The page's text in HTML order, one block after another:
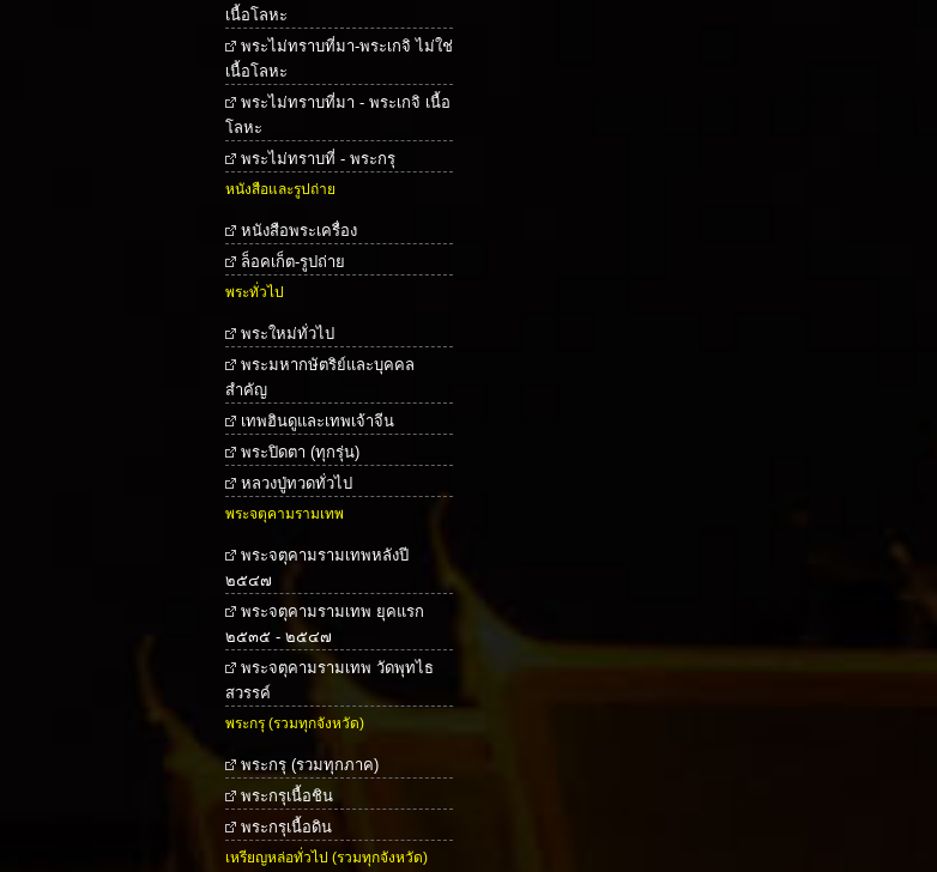
เนื้อโลหะ
พระไม่ทราบที่มา-พระเกจิ ไม่ใช่
เนื้อโลหะ
พระไม่ทราบที่มา - พระเกจิ เนื้อ
โลหะ
พระไม่ทราบที่ - พระกรุ
หนังสือและรูปถ่าย
หนังสือพระเครื่อง
ล็อคเก็ต-รูปถ่าย
พระทั่วไป
พระใหม่ทั่วไป
พระมหากษัตริย์และบุคคล
สำคัญ
เทพฮินดูและเทพเจ้าจีน
พระปิดตา (ทุกรุ่น)
หลวงปู่ทวดทั่วไป
พระจตุคามรามเทพ
พระจตุคามรามเทพหลังปี
๒๕๔๗
พระจตุคามรามเทพ ยุคแรก
๒๕๓๕ - ๒๕๔๗
พระจตุคามรามเทพ วัดพุทไธ
สวรรค์
พระกรุ (รวมทุกจังหวัด)
พระกรุ (รวมทุกภาค)
พระกรุเนื้อชิน
พระกรุเนื้อดิน
เหรียญหล่อทั่วไป (รวมทุกจังหวัด)